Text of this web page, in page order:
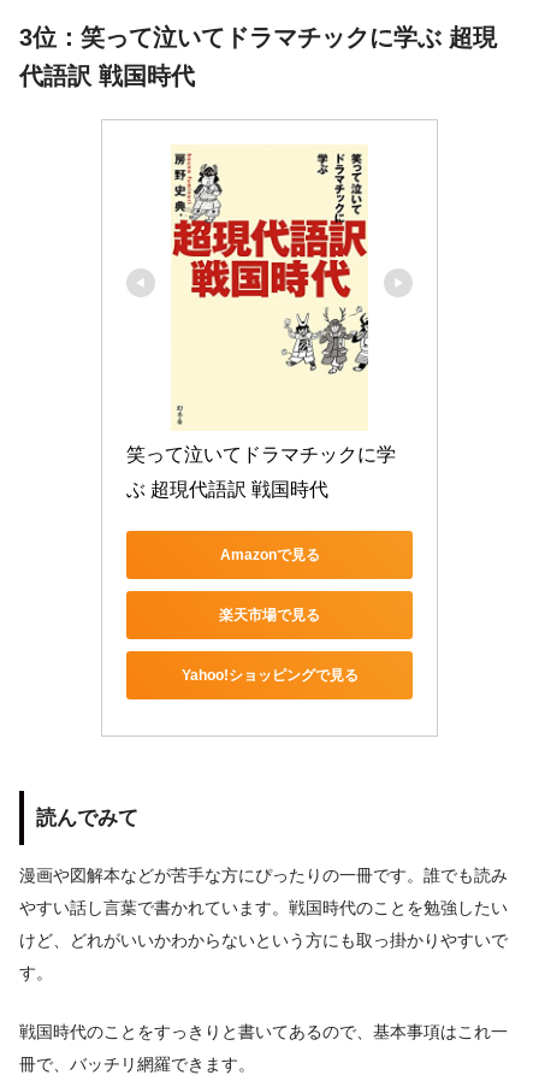
3位：笑って泣いてドラマチックに学ぶ 超現
代語訳 戦国時代
笑って泣いてドラマチックに学
ぶ 超現代語訳 戦国時代
Amazonで見る
楽天市場で見る
Yahoo!ショッピングで見る
読んでみて
漫画や図解本などが苦手な方にぴったりの一冊です。誰でも読み
やすい話し言葉で書かれています。戦国時代のことを勉強したい
けど、どれがいいかわからないという方にも取っ掛かりやすいで
す。
戦国時代のことをすっきりと書いてあるので、基本事項はこれ一
冊で、バッチリ網羅できます。